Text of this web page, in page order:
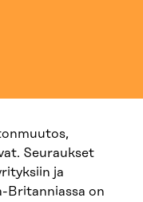
Seuraukset
ja
Britanniassa on